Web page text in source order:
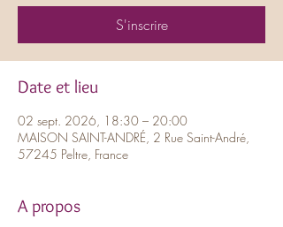
S'inscrire
Date et lieu
02 sept. 2026, 18:30 – 20:00
MAISON SAINT-ANDRÉ, 2 Rue Saint-André,
57245 Peltre, France
A propos